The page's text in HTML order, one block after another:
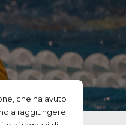
che ha avuto
a raggiungere